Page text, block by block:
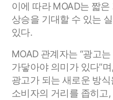
이에 따라 MOAD는 짧
상승을 기대할 수 있는
있다.
MOAD 관계자는 “광고
가닿아야 의미가 있다”
광고가 되는 새로운 방
소비자의 거리를 좁히고